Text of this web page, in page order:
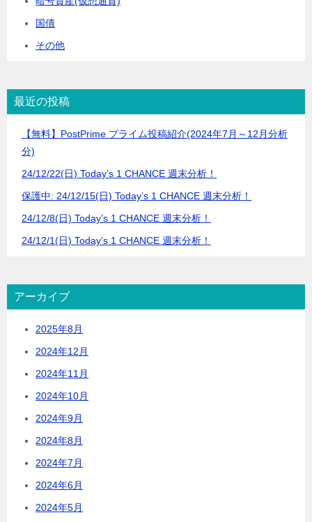
国債
その他
最近の投稿
【無料】PostPrime プライム投稿紹介(2024年7月～12月分析
分)
24/12/22(日) Today’s 1 CHANCE 週末分析！
保護中: 24/12/15(日) Today’s 1 CHANCE 週末分析！
24/12/8(日) Today’s 1 CHANCE 週末分析！
24/12/1(日) Today’s 1 CHANCE 週末分析！
アーカイブ
2025年8月
2024年12月
2024年11月
2024年10月
2024年9月
2024年8月
2024年7月
2024年6月
2024年5月